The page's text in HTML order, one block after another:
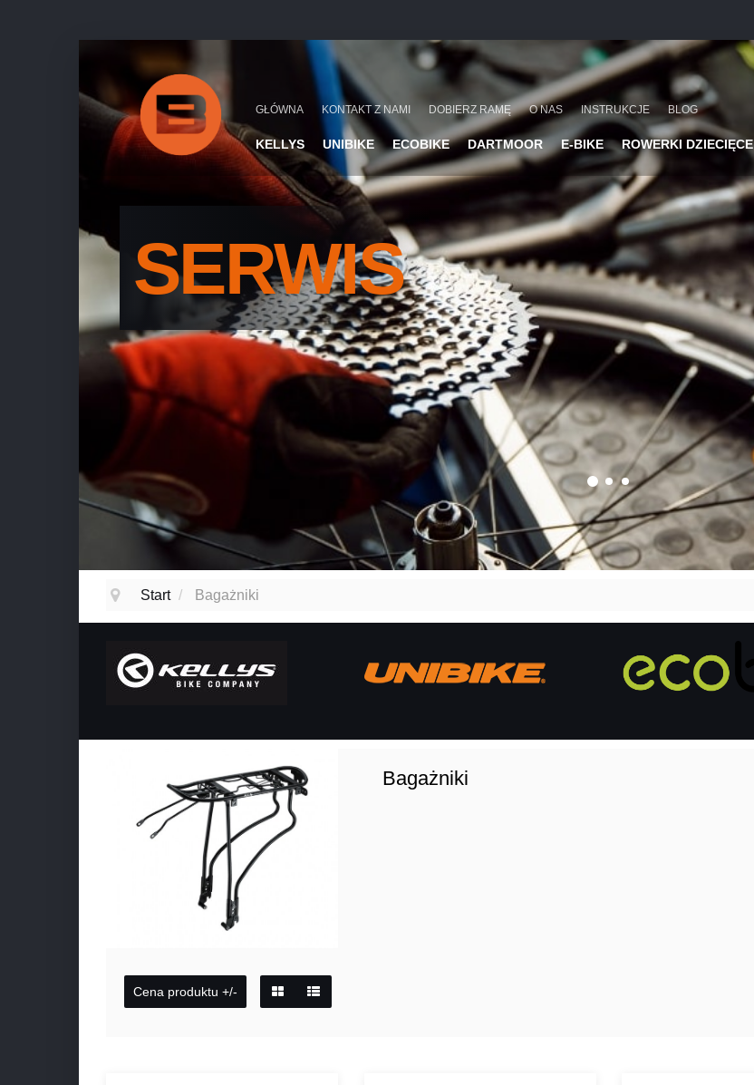
GŁÓWNA KONTAKT Z NAMI DOBIERZ RAMĘ O NAS INSTRUKCJE BLOG
KELLYS UNIBIKE ECOBIKE DARTMOOR E-BIKE ROWERKI DZIECIĘCE
SERWIS
Start / Bagażniki
Bagażniki
Cena produktu +/-